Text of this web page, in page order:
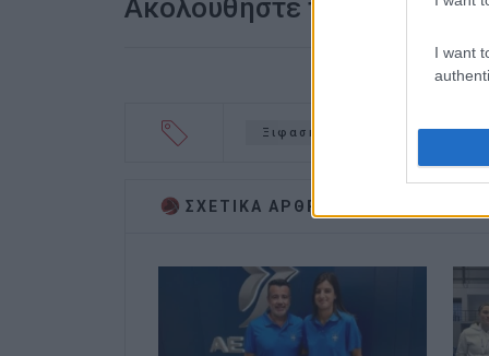
I want
Ακολουθήστε το enimerosi
Ξιφασκία
ΣΧΕΤΙΚA AΡΘΡΑ